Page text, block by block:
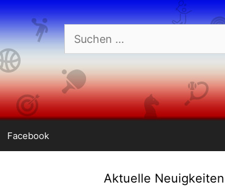
Suchen
nach:
Facebook
Aktuelle Neuigkeiten